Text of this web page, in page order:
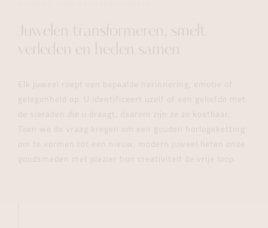
Juwelen transformeren, smelt
verleden en heden samen
Elk juweel roept een bepaalde herinnering, emotie of
gelegenheid op. U identificeert uzelf of een geliefde met
de sieraden die u draagt; daarom zijn ze zo kostbaar.
Toen we de vraag kregen om een gouden horlogeketting
om te vormen tot een nieuw, modern juweel lieten onze
goudsmeden met plezier hun creativiteit de vrije loop.